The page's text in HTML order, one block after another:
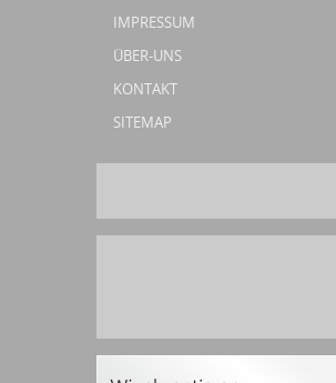
IMPRESSUM
ÜBER-UNS
KONTAKT
SITEMAP